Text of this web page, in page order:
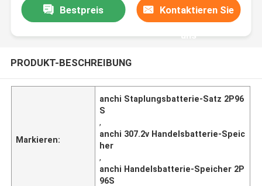
Bestpreis Kontaktieren Sie
uns
PRODUKT-BESCHREIBUNG
Markieren:
anchi Staplungsbatterie-Satz 2P96
S
,
anchi 307.2v Handelsbatterie-Speic
her
,
anchi Handelsbatterie-Speicher 2P
96S